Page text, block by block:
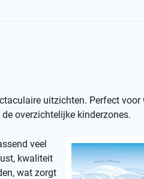
uitzichten. Perfect
overzichtelijke kinderzones.
veel
kwaliteit
wat zorgt